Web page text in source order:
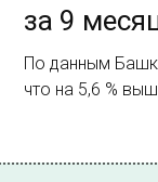
за 9
По данным
что на 5,6 %
Страница 3 из 15.